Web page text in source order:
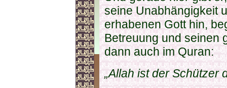
seine Unabhängigkeit
erhabenen Gott hin,
Betreuung und seinen
dann auch im Quran:
„Allah ist der Schützer